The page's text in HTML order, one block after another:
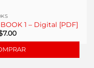
BOOK 1 – Digital [PDF]
7.00El
actual
es:
US$7.00.